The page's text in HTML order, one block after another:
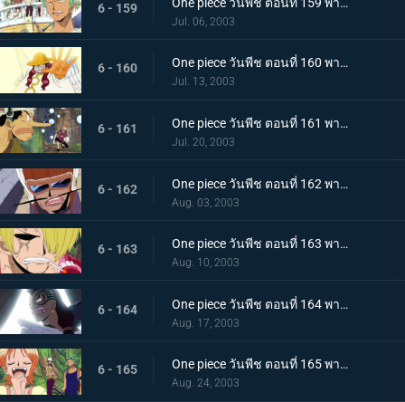
6 - 159
Jul. 06, 2003
6 - 160 One piece วันพีช ตอนที่ 160 พากย์ไทย โอกาสรอด 10%! ผู้คุ้มกฎผู้อ่านใจ ซาโตริ!
Jul. 13, 2003
6 - 161 One piece วันพีช ตอนที่ 161 พากย์ไทย บททดสอบลูกบอลที่น่ากลัว! การต่อสู้ในป่าวงกต
Jul. 20, 2003
6 - 162 One piece วันพีช ตอนที่ 162 พากย์ไทย ช็อปเปอร์มีภัย! อดีตจอมเทพ ปะทะ เทพสาวกชูรา
Aug. 03, 2003
6 - 163 One piece วันพีช ตอนที่ 163 พากย์ไทย เสียงเพลงอันลึกลับ! บททดสอบเชือกและบททดสอบรัก
Aug. 10, 2003
6 - 164 One piece วันพีช ตอนที่ 164 พากย์ไทย จงสุมไฟแห่งแชนดร้า! ยอดนักรบไวเปอร์
Aug. 17, 2003
6 - 165 One piece วันพีช ตอนที่ 165 พากย์ไทย ขุมทองแห่งท้องฟ้าจายา! มุ่งหน้าสู่ตำหนักแห่งเทพ
Aug. 24, 2003